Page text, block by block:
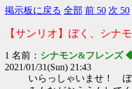
掲示板に戻る 全部 前 50 次 50
【サンリオ】ぼく、シナ
1 名前： シナモン&フレンズ
2021/01/31(Sun) 21:43
いらっしゃいませ！ ぼ